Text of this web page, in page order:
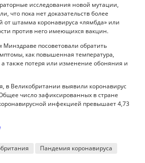
исследования новой мутации,
что пока нет доказательств более
от штамма коронавируса «лямбда» или
против него имеющихся вакцин.
Минздраве посоветовали обратить
как повышенная температура,
также потеря или изменение обоняния и
в Великобритании выявили коронавирус
число зафиксированных в стране
инфекцией превышает 4,73
Пандемия коронавируса